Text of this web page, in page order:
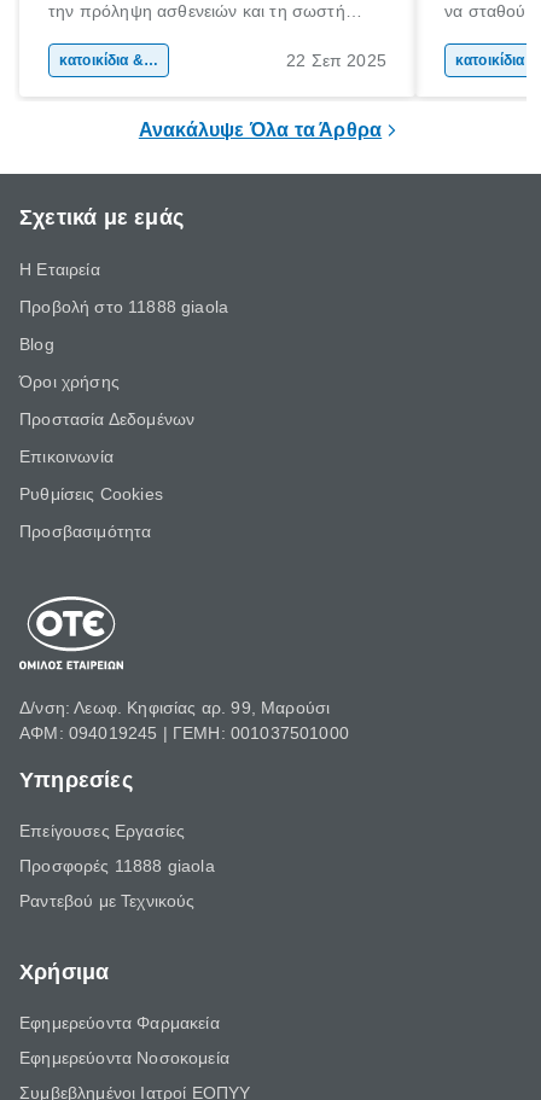
την πρόληψη ασθενειών και τη σωστή
κτηνιάτρου είναι καθοριστικός σε κάθε
κατοικίδια & φροντίδα ζώων 22 Σεπ 2025
να
Ανακάλυψε Όλα τα Άρθρα
Σχετικά με εμάς
Η Εταιρεία
Προβολή στο 11888 giaola
Blog
Όροι χρήσης
Προστασία Δεδομένων
Επικοινωνία
Ρυθμίσεις Cookies
Προσβασιμότητα
Δ/νση: Λεωφ. Κηφισίας αρ. 99, Μαρούσι
ΑΦΜ: 094019245 | ΓΕΜΗ: 001037501000
Υπηρεσίες
Επείγουσες Εργασίες
Προσφορές 11888 giaola
Ραντεβού με Τεχνικούς
Χρήσιμα
Εφημερεύοντα Φαρμακεία
Εφημερεύοντα Νοσοκομεία
Συμβεβλημένοι Ιατροί ΕΟΠΥΥ